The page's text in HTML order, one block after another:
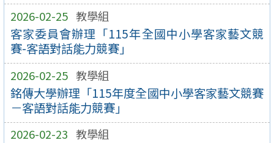
2026-02-25 教學組
客家委員會辦理「115年全國中小學客家藝文競
賽-客語對話能力競賽」
2026-02-25 教學組
銘傳大學辦理「115年度全國中小學客家藝文競賽
－客語對話能力競賽」
2026-02-23 教學組